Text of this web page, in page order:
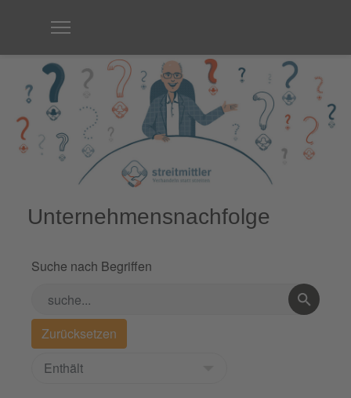
Unternehmensnachfolge
Suche nach Begriffen